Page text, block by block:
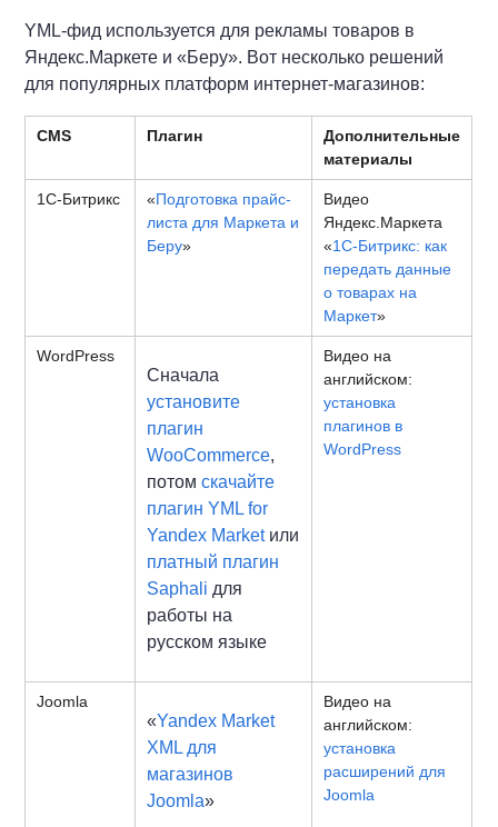
YML-фид используется для рекламы товаров в
Яндекс.Маркете и «Беру». Вот несколько решений
для популярных платформ интернет-магазинов:
CMS Плагин
Дополнительные
материалы
1С-Битрикс «Подготовка прайс-
листа для Маркета и
Беру»
Видео
Яндекс.Маркета
«1С-Битрикс: как
передать данные
о товарах на
Маркет»
WordPress
Сначала
установите
плагин
WooCommerce,
потомскачайте
плагин YML for
Yandex Marketили
платный плагин
Saphali для
работы на
русском языке
Видео на
английском:
установка
плагинов в
WordPress
Joomla
«Yandex Market
XML для
магазинов
Joomla»
Видео на
английском:
установка
расширений для
Joomla